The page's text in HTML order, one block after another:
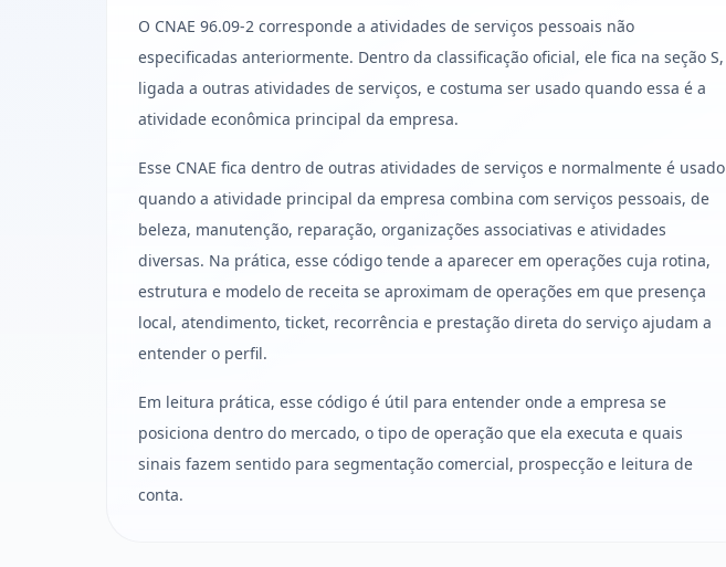
O CNAE 96.09-2 corresponde a atividades de serviços pessoais não
especificadas anteriormente. Dentro da classificação oficial, ele fica na seção S,
ligada a outras atividades de serviços, e costuma ser usado quando essa é a
atividade econômica principal da empresa.
Esse CNAE fica dentro de outras atividades de serviços e normalmente é usado
quando a atividade principal da empresa combina com serviços pessoais, de
beleza, manutenção, reparação, organizações associativas e atividades
diversas. Na prática, esse código tende a aparecer em operações cuja rotina,
estrutura e modelo de receita se aproximam de operações em que presença
local, atendimento, ticket, recorrência e prestação direta do serviço ajudam a
entender o perfil.
Em leitura prática, esse código é útil para entender onde a empresa se
posiciona dentro do mercado, o tipo de operação que ela executa e quais
sinais fazem sentido para segmentação comercial, prospecção e leitura de
conta.